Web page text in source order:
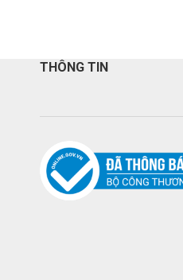
THÔNG TIN